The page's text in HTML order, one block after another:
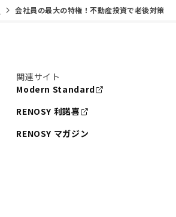
会社員の最大の特権！不動産投資で老後対策
関連サイト
Modern Standard
RENOSY 利諾喜
RENOSY マガジン